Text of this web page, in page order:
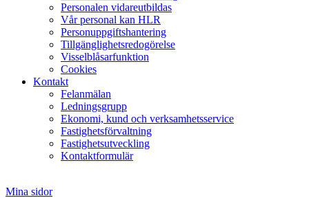
Personalen vidareutbildas
Vår personal kan HLR
Personuppgiftshantering
Tillgänglighetsredogörelse
Visselblåsarfunktion
Cookies
Kontakt
Felanmälan
Ledningsgrupp
Ekonomi, kund och verksamhetsservice
Fastighetsförvaltning
Fastighetsutveckling
Kontaktformulär
Mina sidor